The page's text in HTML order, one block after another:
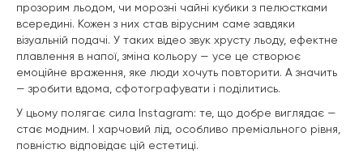
прозорим льодом, чи морозні чайні кубики з пелюстками
всередині. Кожен з них став вірусним саме завдяки
візуальній подачі. У таких відео звук хрусту льоду, ефектне
плавлення в напої, зміна кольору — усе це створює
емоційне враження, яке люди хочуть повторити. А значить
— зробити вдома, сфотографувати і поділитись.
У цьому полягає сила Instagram: те, що добре виглядає —
стає модним. І харчовий лід, особливо преміального рівня,
повністю відповідає цій естетиці.